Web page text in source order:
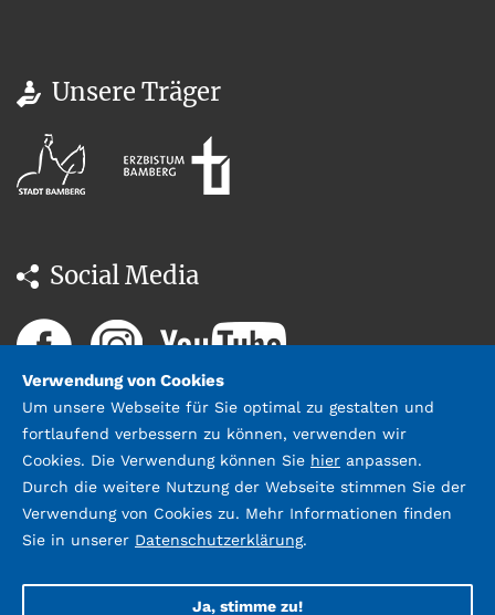
Unsere Träger
Social Media
Datenschutz Impressum &
Kontakt
Gestaltung und Umsetzung:
Verwendung von Cookies
Um unsere Webseite für Sie optimal zu gestalten und
fortlaufend verbessern zu können, verwenden wir
Cookies. Die Verwendung können Sie hier anpassen.
Durch die weitere Nutzung der Webseite stimmen Sie der
Verwendung von Cookies zu. Mehr Informationen finden
Sie in unserer Datenschutzerklärung.
Ja, stimme zu!